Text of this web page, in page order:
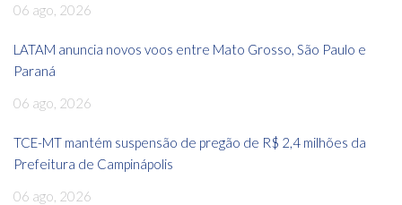
06 ago, 2026
LATAM anuncia novos voos entre Mato Grosso, São Paulo e
Paraná
06 ago, 2026
TCE-MT mantém suspensão de pregão de R$ 2,4 milhões da
Prefeitura de Campinápolis
06 ago, 2026